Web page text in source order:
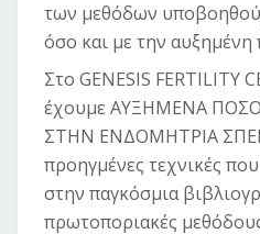
των μεθόδων
όσο και με την
Στο GENESIS FERTILITY
έχουμε ΑΥΞΗΜΕΝΑ
ΣΤΗΝ ΕΝΔΟΜΗΤΡΙΑ
προηγμένες τεχνικές
στην παγκόσμια
πρωτοποριακές